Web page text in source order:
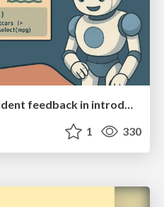
Leveraging LLMs for student feedback in introductory data science courses - posit::conf(2025)
1 330